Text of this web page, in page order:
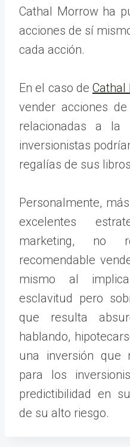
Cathal Morrow ha
acciones de sí
cada acción.
En el caso de
vender acciones
relacionadas a la
inversionistas
regalías de sus
Personalmente,
excelentes
marketing, no
recomendable
mismo al
esclavitud pero
que resulta
hablando,
una inversión que
para los
predictibilidad en
de su alto riesgo.